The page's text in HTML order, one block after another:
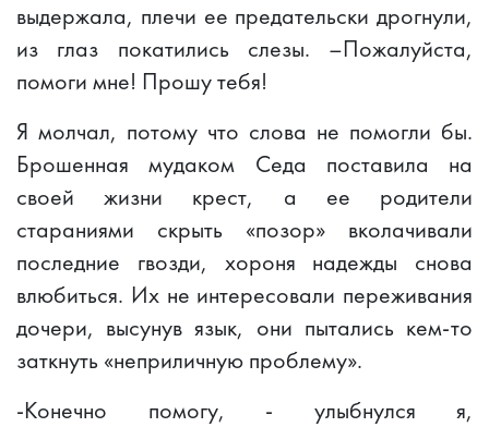
выдержала, плечи ее предательски дрогнули,
из глаз покатились слезы. –Пожалуйста,
помоги мне! Прошу тебя!
Я молчал, потому что слова не помогли бы.
Брошенная мудаком Седа поставила на
своей жизни крест, а ее родители
стараниями скрыть «позор» вколачивали
последние гвозди, хороня надежды снова
влюбиться. Их не интересовали переживания
дочери, высунув язык, они пытались кем-то
заткнуть «неприличную проблему».
-Конечно помогу, - улыбнулся я,